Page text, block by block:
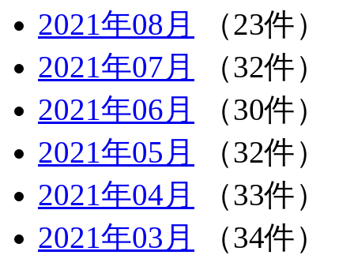
2021年08月
（23件）
2021年07月
（32件）
2021年06月
（30件）
2021年05月
（32件）
2021年04月
（33件）
2021年03月
（34件）